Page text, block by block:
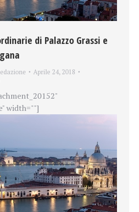
di Palazzo Grassi e
Aprile 24, 2018
width=""]